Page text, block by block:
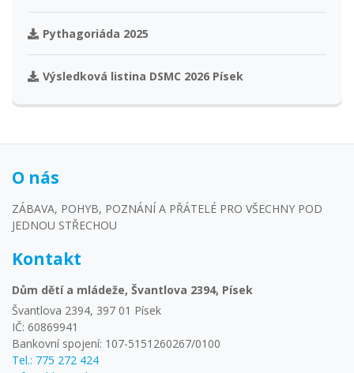
Pythagoriáda 2025
Výsledková listina DSMC 2026 Písek
O nás
ZÁBAVA, POHYB, POZNÁNÍ A PŘÁTELÉ PRO VŠECHNY POD
JEDNOU STŘECHOU
Kontakt
Dům dětí a mládeže, Švantlova 2394, Písek
Švantlova 2394, 397 01 Písek
IČ: 60869941
Bankovní spojení: 107-5151260267/0100
Tel.: 775 272 424